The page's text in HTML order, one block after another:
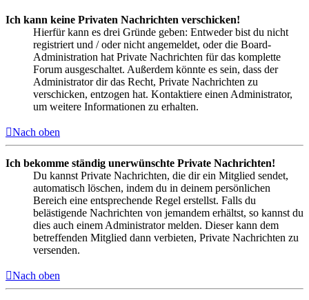
Ich kann keine Privaten Nachrichten verschicken!
Hierfür kann es drei Gründe geben: Entweder bist du nicht
registriert und / oder nicht angemeldet, oder die Board-
Administration hat Private Nachrichten für das komplette
Forum ausgeschaltet. Außerdem könnte es sein, dass der
Administrator dir das Recht, Private Nachrichten zu
verschicken, entzogen hat. Kontaktiere einen Administrator,
um weitere Informationen zu erhalten.
Nach oben
Ich bekomme ständig unerwünschte Private Nachrichten!
Du kannst Private Nachrichten, die dir ein Mitglied sendet,
automatisch löschen, indem du in deinem persönlichen
Bereich eine entsprechende Regel erstellst. Falls du
belästigende Nachrichten von jemandem erhältst, so kannst du
dies auch einem Administrator melden. Dieser kann dem
betreffenden Mitglied dann verbieten, Private Nachrichten zu
versenden.
Nach oben